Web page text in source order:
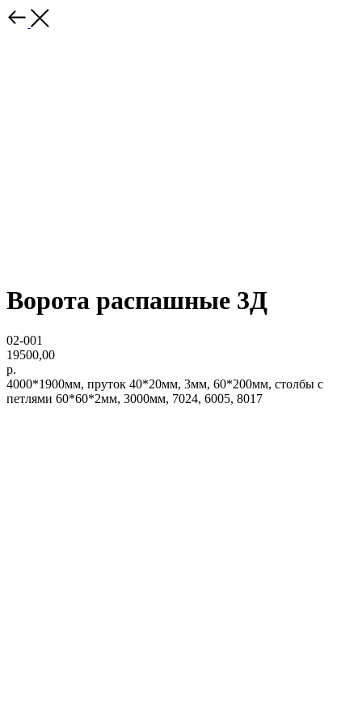
Ворота распашные 3Д
02-001
19500,00
р.
4000*1900мм, пруток 40*20мм, 3мм, 60*200мм, столбы с
петлями 60*60*2мм, 3000мм, 7024, 6005, 8017